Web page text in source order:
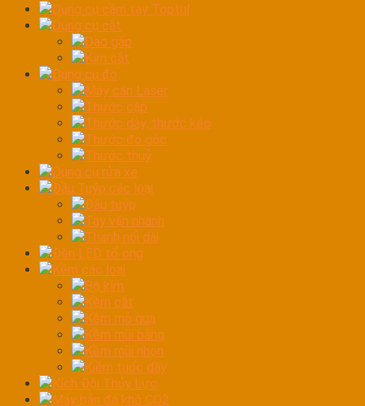
Dụng cụ cầm tay Toptul
Dụng cụ cắt
Dao gấp
Kìm cắt
Dụng cụ đo
Máy cân Laser
Thước cặp
Thước dây, thước kéo
Thước đo góc
Thước thuỷ
Dụng cụ rửa xe
Đầu Tuýp các loại
Đầu tuýp
Tay vặn nhanh
Thanh nối dài
Đèn LED tổ ong
Kềm các loại
Bộ kìm
Kềm cắt
Kềm mỏ quạ
Kềm mũi bằng
Kềm mũi nhọn
Kiềm tuốc dây
Kích Đội Thủy Lực
Máy bắn đá khô CO2